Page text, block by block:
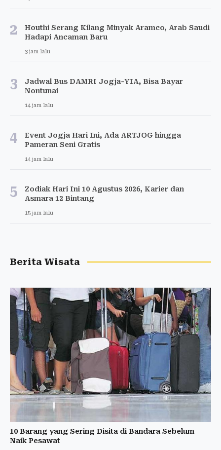
2
Houthi Serang Kilang Minyak Aramco, Arab Saudi
Hadapi Ancaman Baru
3 jam lalu
3
Jadwal Bus DAMRI Jogja-YIA, Bisa Bayar
Nontunai
14 jam lalu
4
Event Jogja Hari Ini, Ada ARTJOG hingga
Pameran Seni Gratis
14 jam lalu
5
Zodiak Hari Ini 10 Agustus 2026, Karier dan
Asmara 12 Bintang
15 jam lalu
Berita Wisata
10 Barang yang Sering Disita di Bandara Sebelum
Naik Pesawat